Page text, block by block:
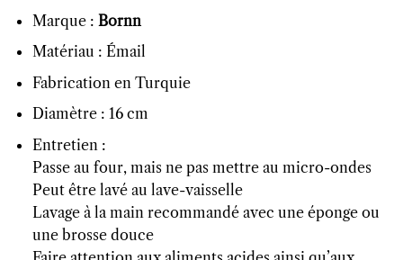
Marque : Bornn
Matériau : Émail
Fabrication en Turquie
Diamètre : 16 cm
Entretien :
Passe au four, mais ne pas mettre au micro-ondes
Peut être lavé au lave-vaisselle
Lavage à la main recommandé avec une éponge ou
une brosse douce